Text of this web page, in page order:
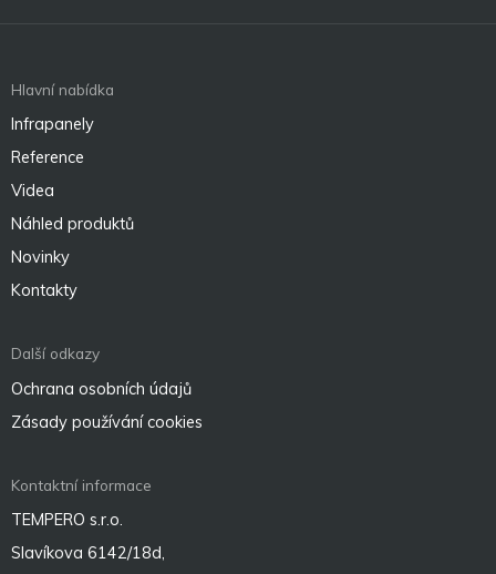
Hlavní nabídka
Infrapanely
Reference
Videa
Náhled produktů
Novinky
Kontakty
Další odkazy
Ochrana osobních údajů
Zásady používání cookies
Kontaktní informace
TEMPERO s.r.o.
Slavíkova 6142/18d,